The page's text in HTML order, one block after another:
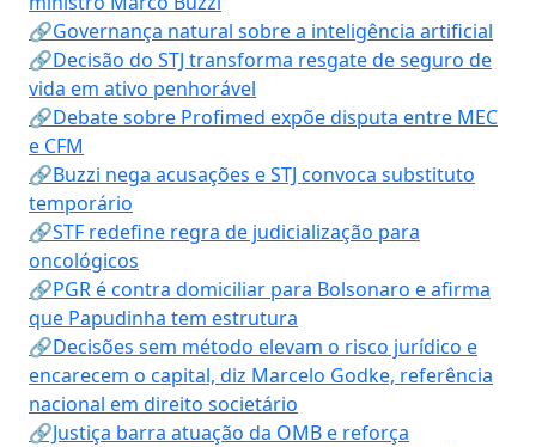
🔗Governança natural sobre a inteligência artificial
🔗Decisão do STJ transforma resgate de seguro de
vida em ativo penhorável
🔗Debate sobre Profimed expõe disputa entre MEC
e CFM
🔗Buzzi nega acusações e STJ convoca substituto
temporário
🔗STF redefine regra de judicialização para
oncológicos
🔗PGR é contra domiciliar para Bolsonaro e afirma
que Papudinha tem estrutura
🔗Decisões sem método elevam o risco jurídico e
encarecem o capital, diz Marcelo Godke, referência
nacional em direito societário
🔗Justiça barra atuação da OMB e reforça